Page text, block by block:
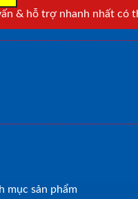
& hỗ trợ nhanh nhất có
mục sản phẩm